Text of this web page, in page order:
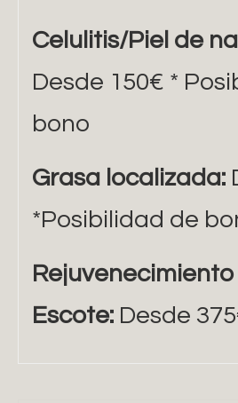
Celulitis/Piel de
Desde 150€ *
bono
Grasa localizada:
*Posibilidad de
Escote: Desde